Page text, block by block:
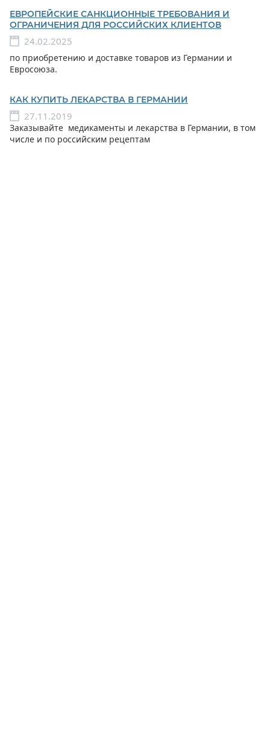
ЕВРОПЕЙСКИЕ САНКЦИОННЫЕ ТРЕБОВАНИЯ И
ОГРАНИЧЕНИЯ ДЛЯ РОССИЙСКИХ КЛИЕНТОВ
24.02.2025
по приобретению и доставке товаров из Германии и
Евросоюза.
КАК КУПИТЬ ЛЕКАРСТВА В ГЕРМАНИИ
27.11.2019
Заказывайте медикаменты и лекарства в Германии, в том
числе и по российским рецептам